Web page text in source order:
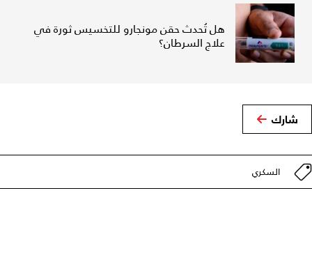
هل تُحدث حقن مونجارو للتخسيس ثورة في
علاج السرطان؟
شارك
السكري